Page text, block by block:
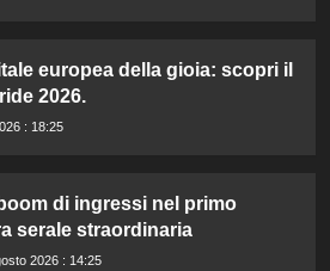
europea della gioia: scopri il
2026.
: 18:25
di ingressi nel primo
serale straordinaria
2026 : 14:25